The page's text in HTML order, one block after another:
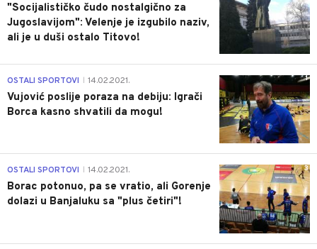
"Socijalističko čudo nostalgično za
Jugoslavijom": Velenje je izgubilo naziv,
ali je u duši ostalo Titovo!
1
OSTALI SPORTOVI 14.02.2021.
Vujović poslije poraza na debiju: Igrači
Borca kasno shvatili da mogu!
3
OSTALI SPORTOVI 14.02.2021.
Borac potonuo, pa se vratio, ali Gorenje
dolazi u Banjaluku sa "plus četiri"!